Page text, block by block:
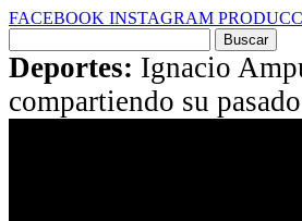
FACEBOOK INSTAGRAM
por:
Deportes: Ignacio
compartiendo su